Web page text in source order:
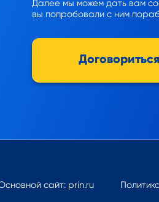
Далее мы можем дать вам
вы попробовали с ним
Договориться
сайт: prin.ru